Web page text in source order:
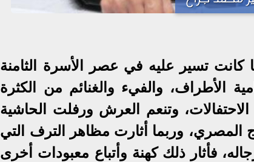
تسير عليه في عصر الأسرة الثامنة
الأطراف، والفيء والغنائم من الكثرة
وتنعم العرش ورفلت الحاشية
المصري، وربما أثارت مظاهر الترف التي
فأثار ذلك كهنة وأتباع معبودات أخرى